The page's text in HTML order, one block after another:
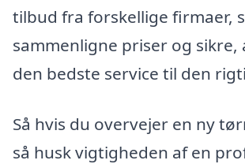
tilbud fra forskellige firmaer,
sammenligne priser og sikre,
den bedste service til den
Så hvis du overvejer en ny
så husk vigtigheden af en